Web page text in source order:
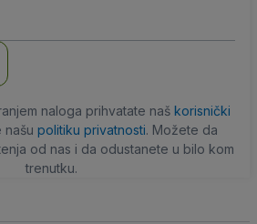
naloga prihvatate naš korisnički
našu politiku privatnosti. Možete da
od nas i da odustanete u bilo kom
trenutku.